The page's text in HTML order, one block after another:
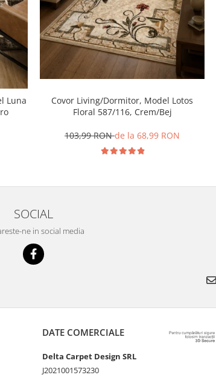
Luna
Covor Living/Dormitor, Model Lotos
Floral 587/116, Crem/Bej
103,99 RONde la 68,99 RON
SOCIAL
ne in social media
DATE COMERCIALE
Delta Carpet Design SRL
J2021001573230